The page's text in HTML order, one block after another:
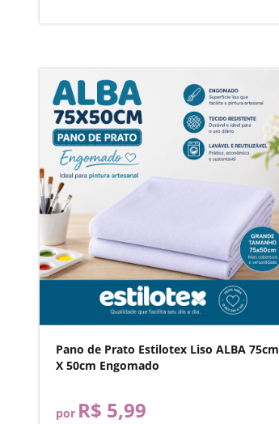
Pano de Prato Estilotex Liso ALBA 75cm
X 50cm Engomado
por R$ 5,99